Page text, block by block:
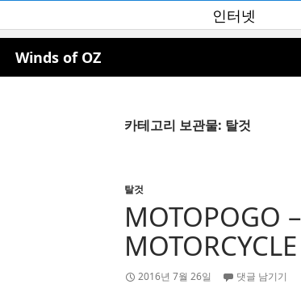
인터넷
Winds of OZ
카테고리 보관물: 탈것
탈것
MOTOPOGO
MOTORCYCLE
2016년 7월 26일 댓글 남기기